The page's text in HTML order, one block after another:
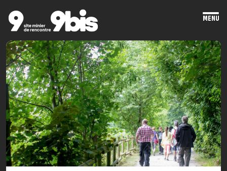
MENU